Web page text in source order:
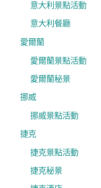
意大利景點活動
意大利餐廳
愛爾蘭
愛爾蘭景點活動
愛爾蘭秘景
挪威
挪威景點活動
捷克
捷克景點活動
捷克秘景